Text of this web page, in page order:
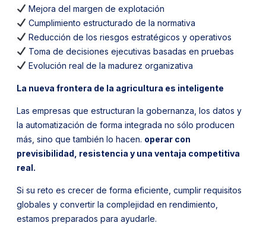
Mejora del margen de explotación
Cumplimiento estructurado de la normativa
Reducción de los riesgos estratégicos y operativos
Toma de decisiones ejecutivas basadas en pruebas
Evolución real de la madurez organizativa
La nueva frontera de la agricultura es inteligente
Las empresas que estructuran la gobernanza, los datos y
la automatización de forma integrada no sólo producen
más, sino que también lo hacen. operar con
previsibilidad, resistencia y una ventaja competitiva
real.
Si su reto es crecer de forma eficiente, cumplir requisitos
globales y convertir la complejidad en rendimiento,
estamos preparados para ayudarle.